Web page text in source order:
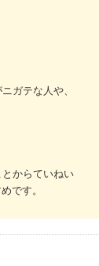
ガテな人や、
とからていねい
です。